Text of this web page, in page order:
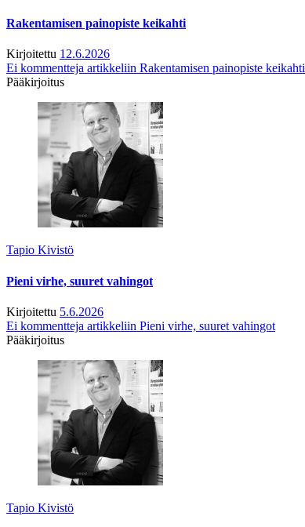
Rakentamisen painopiste keikahti
Kirjoitettu 12.6.2026
Ei kommentteja artikkeliin Rakentamisen painopiste keikahti
Pääkirjoitus
Tapio Kivistö
Pieni virhe, suuret vahingot
Kirjoitettu 5.6.2026
Ei kommentteja artikkeliin Pieni virhe, suuret vahingot
Pääkirjoitus
Tapio Kivistö